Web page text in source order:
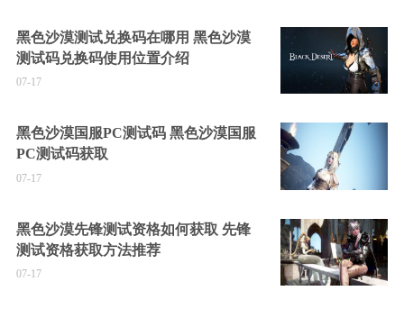
黑色沙漠测试兑换码在哪用 黑色沙漠
测试码兑换码使用位置介绍
07-17
黑色沙漠国服PC测试码 黑色沙漠国服
PC测试码获取
07-17
黑色沙漠先锋测试资格如何获取 先锋
测试资格获取方法推荐
07-17